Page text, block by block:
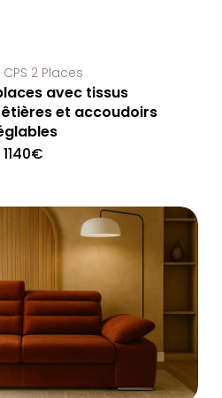
2 Places
avec tissus
et accoudoirs
1140€